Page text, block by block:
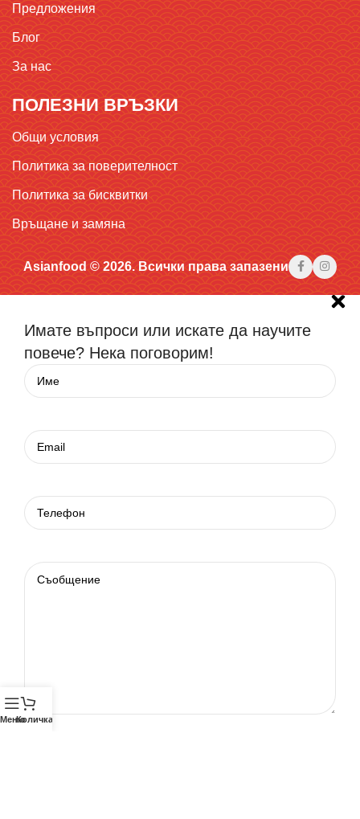
Предложения
Блог
За нас
ПОЛЕЗНИ ВРЪЗКИ
Общи условия
Политика за поверителност
Политика за бисквитки
Връщане и замяна
Asianfood © 2026. Всички права запазени
Имате въпроси или искате да научите
повече? Нека поговорим!
МенюКоличка